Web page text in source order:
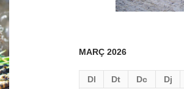
MARÇ 2026
Dl Dt Dc Dj